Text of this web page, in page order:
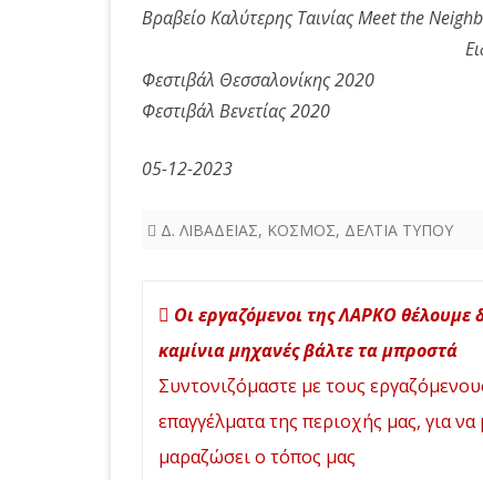
Βραβείο Καλύτερης Ταινίας Meet the
Φεστιβάλ Θεσσαλονίκης
Φεστιβάλ Βενετίας 2020
05-12-2023
Δ. ΛΙΒΑΔΕΙΑΣ, ΚΟΣΜΟΣ, ΔΕΛΤΙΑ ΤΥΠΟΥ
Πλοήγηση
άρθρων
Οι εργαζόμενοι της ΛΑΡΚΟ θέλουμε
καμίνια μηχανές βάλτε τα μπροστά
Συντονιζόμαστε με τους
επαγγέλματα της περιοχής μας, για να
μαραζώσει ο τόπος μας